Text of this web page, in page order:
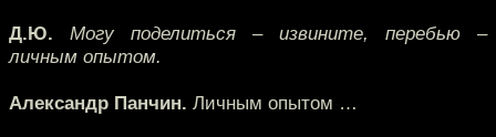
Д.Ю. Могу поделиться – извините, перебью –
личным опытом.
Александр Панчин. Личным опытом …